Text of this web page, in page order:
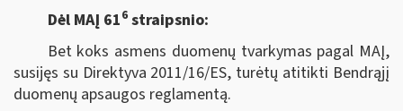
Dėl MAĮ 616straipsnio:
Bet koks asmens duomenų tvarkymas pagal MAĮ,
susijęs su Direktyva 2011/16/ES, turėtų atitikti Bendrąjį
duomenų apsaugos reglamentą.